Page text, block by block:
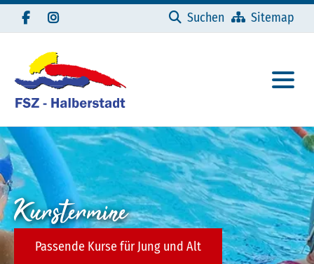
Navigation überspringen
Suchen
Sitemap
Kurstermine
Passende Kurse für Jung und Alt